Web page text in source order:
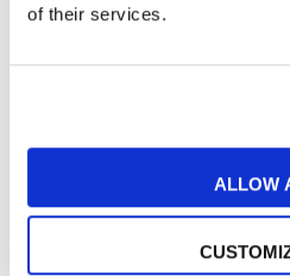
of their services.
ALLOW
Desidero ricevere